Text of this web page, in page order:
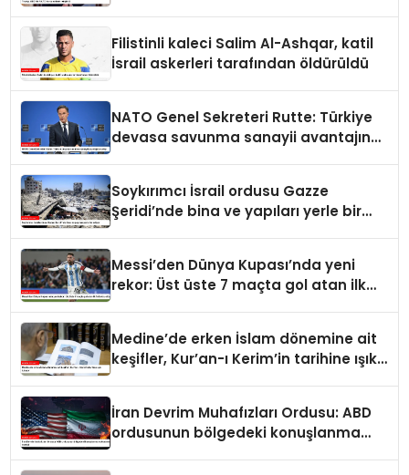
Filistinli kaleci Salim Al-Ashqar, katil
İsrail askerleri tarafından öldürüldü
NATO Genel Sekreteri Rutte: Türkiye
devasa savunma sanayii avantajına
Soykırımcı İsrail ordusu Gazze
Şeridi’nde bina ve yapıları yerle bir
Messi’den Dünya Kupası’nda yeni
rekor: Üst üste 7 maçta gol atan ilk
Medine’de erken İslam dönemine ait
keşifler, Kur’an-ı Kerim’in tarihine ışık
İran Devrim Muhafızları Ordusu: ABD
ordusunun bölgedeki konuşlanma